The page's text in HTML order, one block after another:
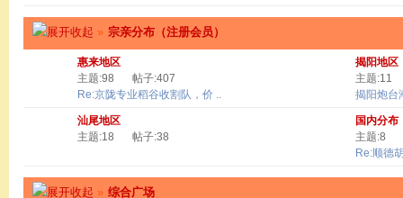
» 宗亲分布（注册会员）
惠来地区
主题:98
帖子:407
Re:京陇专业稻谷收割队，价 ..
揭阳地区
主题:11
揭阳炮台
汕尾地区
主题:18
帖子:38
国内分布
主题:8
Re:顺德
» 综合广场